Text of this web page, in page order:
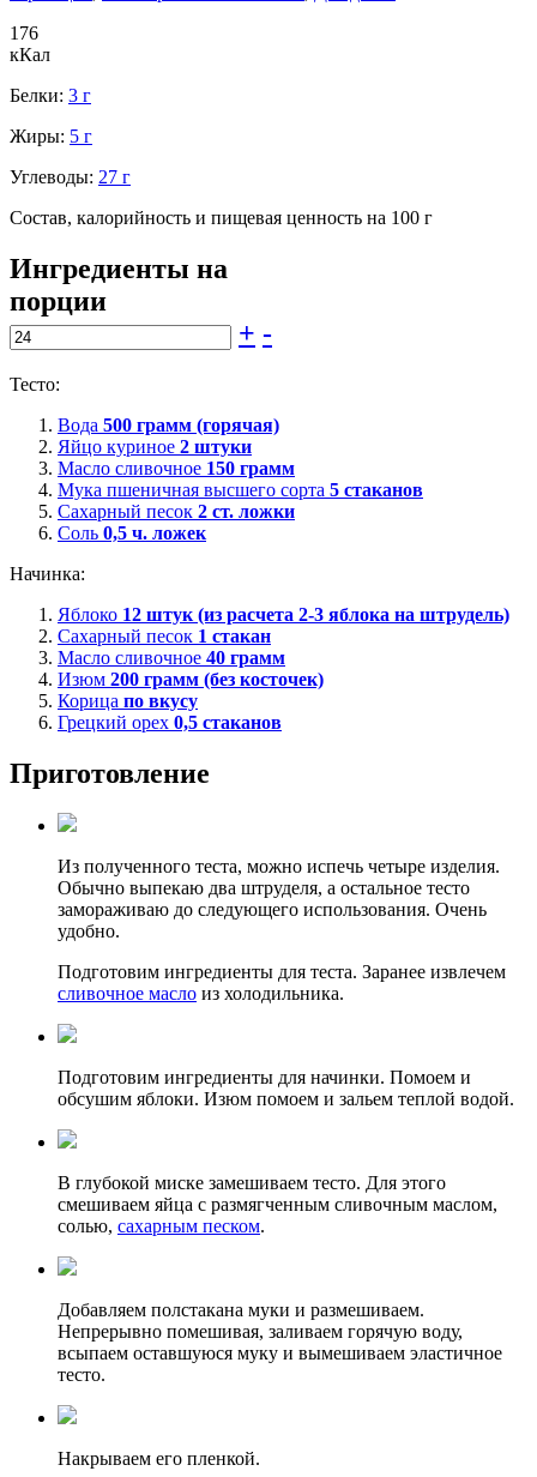
176
кКал
Белки: 3 г
Жиры: 5 г
Углеводы: 27 г
Состав, калорийность и пищевая ценность на 100 г
Ингредиенты на
порции
+ -
Тесто:
Вода 500 грамм (горячая)
Яйцо куриное 2 штуки
Масло сливочное 150 грамм
Мука пшеничная высшего сорта 5 стаканов
Сахарный песок 2 ст. ложки
Соль 0,5 ч. ложек
Начинка:
Яблоко 12 штук (из расчета 2-3 яблока на штрудель)
Сахарный песок 1 стакан
Масло сливочное 40 грамм
Изюм 200 грамм (без косточек)
Корица по вкусу
Грецкий орех 0,5 стаканов
Приготовление
Из полученного теста, можно испечь четыре изделия.
Обычно выпекаю два штруделя, а остальное тесто
замораживаю до следующего использования. Очень
удобно.
Подготовим ингредиенты для теста. Заранее извлечем
сливочное масло из холодильника.
Подготовим ингредиенты для начинки. Помоем и
обсушим яблоки. Изюм помоем и зальем теплой водой.
В глубокой миске замешиваем тесто. Для этого
смешиваем яйца с размягченным сливочным маслом,
солью, сахарным песком.
Добавляем полстакана муки и размешиваем.
Непрерывно помешивая, заливаем горячую воду,
всыпаем оставшуюся муку и вымешиваем эластичное
тесто.
Накрываем его пленкой.